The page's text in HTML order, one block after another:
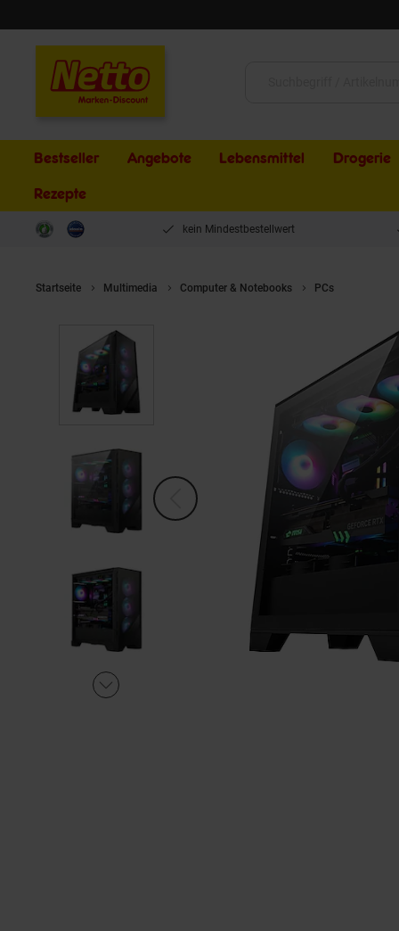
Bestseller Angebote Lebensmittel Drogerie
Rezepte
kein Mindestbestellwert
Startseite Multimedia Computer & Notebooks PCs